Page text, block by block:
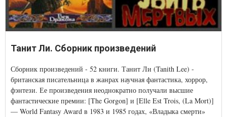
Танит Ли. Сборник произведений
Сборник произведений - 52 книги. Танит Ли (Tanith Lee) -
британская писательница в жанрах научная фантастика, хоррор,
фэнтези. Ее произведения неоднократно получали высшие
фантастические премии: [The Gorgon] и [Elle Est Trois, (La Mort)]
— World Fantasy Award в 1983 и 1985 годах, «Владыка смерти»